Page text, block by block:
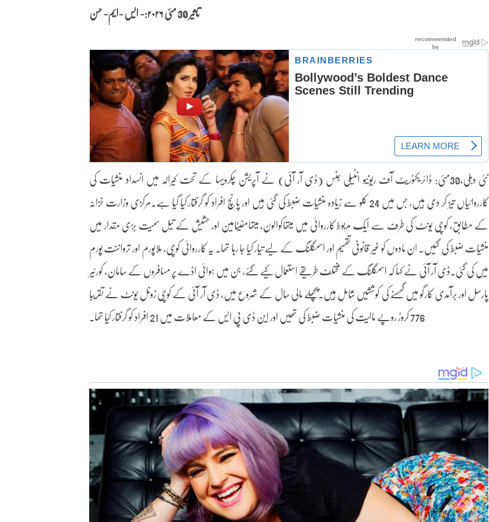
تاثیر 30 مئی ۲۰۲۶:- ایس -ایم- حسن
نئی دہلی،30مئی: ڈائریکٹوریٹ آف ریونیو انٹیلی جنس (ڈی آر آئی) نے آپریشن چکرویہا کے تحت کیرالہ میں انسداد منشیات کی
کارروائیاں تیز کر دی ہیں، جس میں 24 کلو سے زیادہ منشیات ضبط کی گئی ہیں اور پانچ افراد کو گرفتار کیا گیا ہے۔مرکزی وزارت خزانہ
کے مطابق، کوچی یونٹ کی طرف سے ایک مربوط کارروائی میں میتھاکوالون، میتھامفیٹامین اور حشیش کے تیل سمیت بڑی مقدار میں
منشیات ضبط کی گئیں۔ ان مادوں کو غیر قانونی تقسیم اور اسمگلنگ کے لیے تیار کیا جا رہا تھا۔ یہ کارروائی کوچی، ملاپورم اور ترواننت پورم
میں کی گئی۔ڈی آر آئی نے کہا کہ اسمگلنگ کے مختلف طریقے استعمال کیے گئے، جن میں ہوائی اڈے پر مسافروں کے سامان، کورئیر
پارسل اور برآمدی کارگو میں گھسنے کی کوششیں شامل ہیں۔پچھلے مالی سال کے شروع میں، ڈی آر آئی کے کوچی زونل یونٹ نے تقریبا
776 کروڑ روپے مالیت کی منشیات ضبط کی تھیں اور این ڈی پی ایس کے معاملات میں 21 افراد کو گرفتار کیا تھا۔